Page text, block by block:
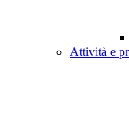
Attività e